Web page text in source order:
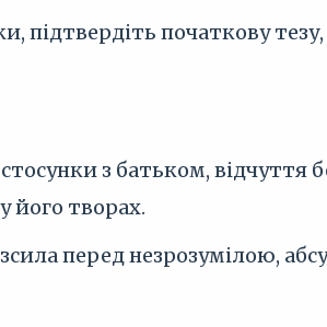
підтвердіть початкову
з батьком, відчуття
його творах.
перед незрозумілою,